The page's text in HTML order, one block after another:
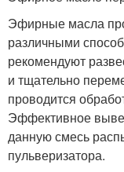
Эфирные масла
различными
рекомендуют
и тщательно
проводится
Эффективное
данную смесь
пульверизатора.